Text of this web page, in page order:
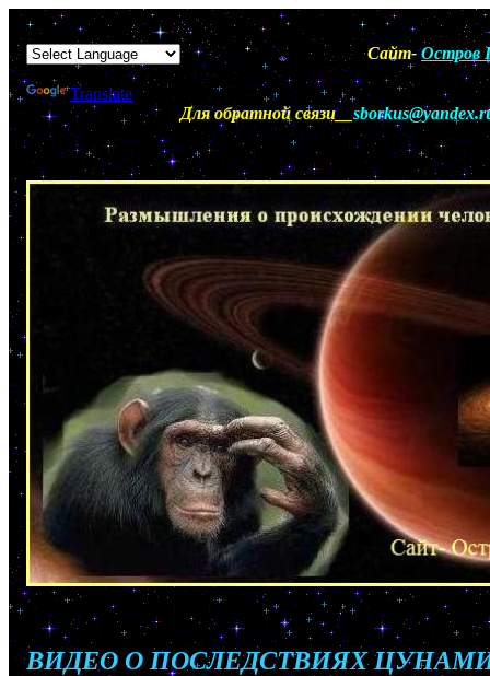
Powered by
Translate
Сайт-Остров
Для обратной связи__
ВИДЕО О ПОСЛЕДСТВИЯХ